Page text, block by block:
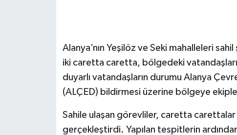
Alanya’nın Yeşilöz ve Seki mahalleleri
iki caretta caretta, bölgedeki
duyarlı vatandaşların durumu Alanya
(ALÇED) bildirmesi üzerine bölgeye
Sahile ulaşan görevliler, caretta
gerçekleştirdi. Yapılan tespitlerin